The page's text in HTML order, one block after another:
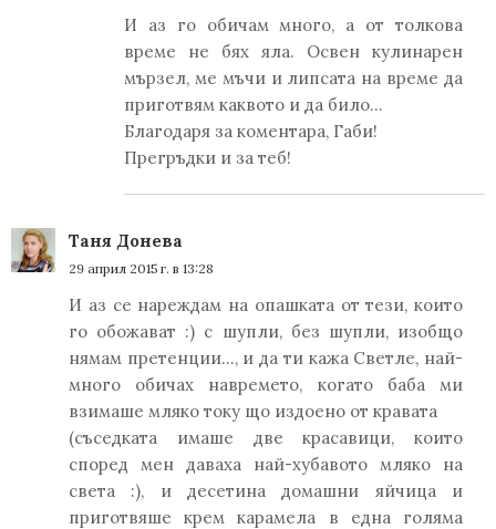
И аз го обичам много, а от толкова
време не бях яла. Освен кулинарен
мързел, ме мъчи и липсата на време да
приготвям каквото и да било...
Благодаря за коментара, Габи!
Прегръдки и за теб!
Таня Донева
29 април 2015 г. в 13:28
И аз се нареждам на опашката от тези, които
го обожават :) с шупли, без шупли, изобщо
нямам претенции..., и да ти кажа Светле, най-
много обичах навремето, когато баба ми
взимаше мляко току що издоено от кравата
(съседката имаше две красавици, които
според мен даваха най-хубавото мляко на
света :), и десетина домашни яйчица и
приготвяше крем карамела в една голяма